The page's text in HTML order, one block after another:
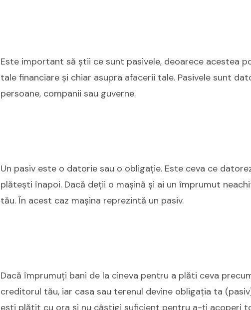
Este important să știi ce sunt pasivele, deoarece acestea
tale financiare și chiar asupra afacerii tale. Pasivele sunt
persoane, companii sau guverne.
Un pasiv este o datorie sau o obligație. Este ceva ce
plătești înapoi. Dacă deții o mașină și ai un împrumut
tău. În acest caz mașina reprezintă un pasiv.
Dacă împrumuți bani de la cineva pentru a plăti ceva
creditorul tău, iar casa sau terenul devine obligația ta
ești plătit cu ora și nu câștigi suficient pentru a-ți acoperi